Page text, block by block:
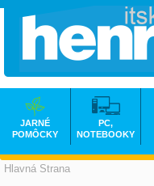
Hlavná Strana
JARNÉ
POMÔCKY
PC,
NOTEBOOKY